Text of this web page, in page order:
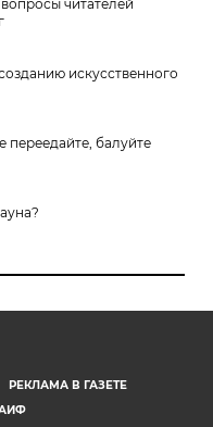
читателей
искусственного
переедайте, балуйте
РЕКЛАМА В ГАЗЕТЕ